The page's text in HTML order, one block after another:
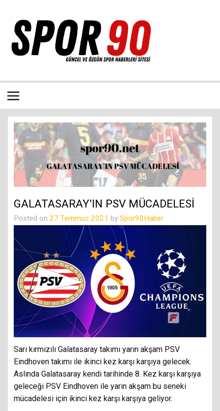
GALATASARAY’IN PSV MÜCADELESİ
Posted on 27 Temmuz 2021 by Spor90Haber
Sarı kırmızılı Galatasaray takımı yarın akşam PSV
Eindhoven takımı ile ikinci kez karşı karşıya gelecek.
Aslında Galatasaray kendi tarihinde 8. Kez karşı karşıya
geleceği PSV Eindhoven ile yarın akşam bu seneki
mücadelesi için ikinci kez karşı karşıya geliyor.